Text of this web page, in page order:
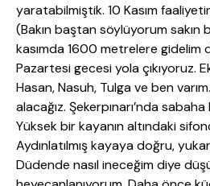
yaratabilmiştik. 10 Kasım
(Bakın baştan söylüyorum
kasımda 1600 metrelere gidelim
Pazartesi gecesi yola çıkıyoruz.
Hasan, Nasuh, Tulga ve ben
alacağız. Şekerpınarı’nda
Yüksek bir kayanın altındaki
Aydınlatılmış kayaya doğru,
Düdende nasıl ineceğim diye